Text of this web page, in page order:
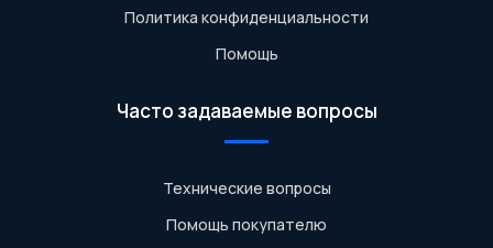
Политика конфиденциальности
Помощь
Часто задаваемые вопросы
Технические вопросы
Помощь покупателю